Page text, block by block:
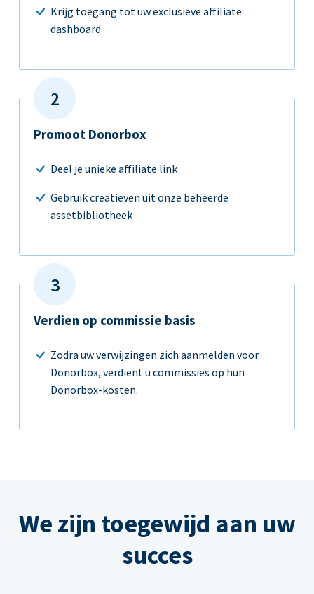
Krijg toegang tot uw exclusieve affiliate
dashboard
Promoot Donorbox
Deel je unieke affiliate link
Gebruik creatieven uit onze beheerde
assetbibliotheek
Verdien op commissie basis
Zodra uw verwijzingen zich aanmelden voor
Donorbox, verdient u commissies op hun
Donorbox-kosten.
We zijn toegewijd aan uw
succes